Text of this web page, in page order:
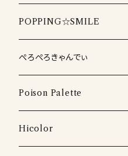
配信DVD 2020
卒業DVD2022
卒業DVD2021
DVD
HAPPY少女♪ Tシャツ
DVD
G.E.E.K Tシャツ
G.E.E.K タオル
DVD
One of one Love CD
One of one Love Tシャツ
One of one Love タオル
DVD
POPPING☆SMILE
POPPING☆SMILE Tシャツ
POPPING☆SMILE タオル
DVD
ぺろぺろきゃんでぃ
ぺろぺろきゃんでぃ Tシャツ
DVD
Poison Palette
DVD
Hicolor